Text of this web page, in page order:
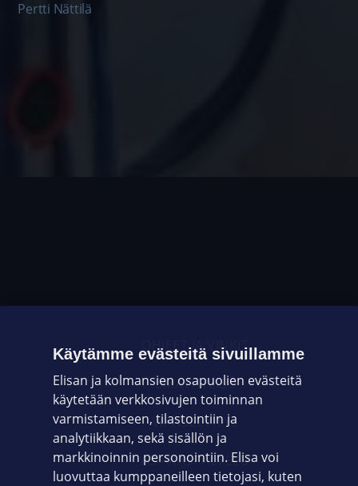
Pertti Nättilä
OHJEET JA VINKIT
OMAYHTEISÖ
VIANSELVITYS
ASIAKASPALVELU
Käytämme evästeitä sivuillamme
Elisan ja kolmansien osapuolien evästeitä
käytetään verkkosivujen toiminnan
varmistamiseen, tilastointiin ja
analytiikkaan, sekä sisällön ja
markkinoinnin personointiin. Elisa voi
luovuttaa kumppaneilleen tietojasi, kuten